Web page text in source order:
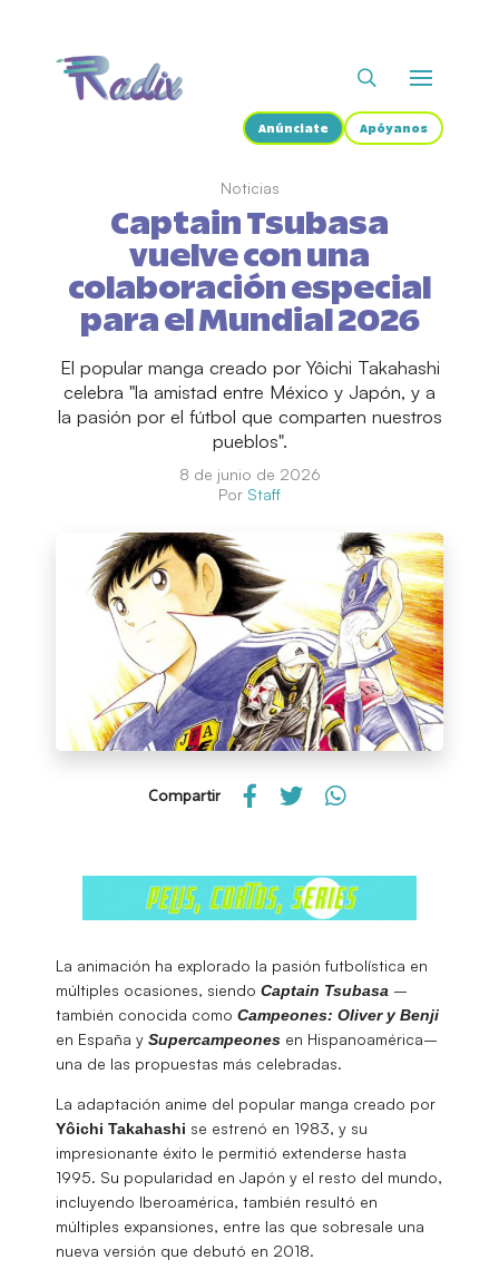
Anúnciate Apóyanos
Noticias
Captain Tsubasa
vuelve con una
colaboración especial
para el Mundial 2026
El popular manga creado por Yôichi Takahashi
celebra "la amistad entre México y Japón, y a
la pasión por el fútbol que comparten nuestros
pueblos".
8 de junio de 2026
Por Staff
Compartir
La animación ha explorado la pasión futbolística en
múltiples ocasiones, siendo Captain Tsubasa –
también conocida como Campeones: Oliver y Benji
en España y Supercampeones en Hispanoamérica–
una de las propuestas más celebradas.
La adaptación anime del popular manga creado por
Yôichi Takahashi se estrenó en 1983, y su
impresionante éxito le permitió extenderse hasta
1995. Su popularidad en Japón y el resto del mundo,
incluyendo Iberoamérica, también resultó en
múltiples expansiones, entre las que sobresale una
nueva versión que debutó en 2018.